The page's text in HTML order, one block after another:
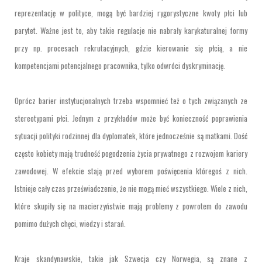
reprezentację w polityce, mogą być bardziej rygorystyczne kwoty płci lub
parytet. Ważne jest to, aby takie regulacje nie nabrały karykaturalnej formy
przy np. procesach rekrutacyjnych, gdzie kierowanie się płcią, a nie
kompetencjami potencjalnego pracownika, tylko odwróci dyskryminację.
Oprócz barier instytucjonalnych trzeba wspomnieć też o tych związanych ze
stereotypami płci. Jednym z przykładów może być konieczność poprawienia
sytuacji polityki rodzinnej dla dyplomatek, które jednocześnie są matkami. Dość
często kobiety mają trudność pogodzenia życia prywatnego z rozwojem kariery
zawodowej. W efekcie stają przed wyborem poświęcenia któregoś z nich.
Istnieje cały czas przeświadczenie, że nie mogą mieć wszystkiego. Wiele z nich,
które skupiły się na macierzyństwie mają problemy z powrotem do zawodu
pomimo dużych chęci, wiedzy i starań.
Kraje skandynawskie, takie jak Szwecja czy Norwegia, są znane z